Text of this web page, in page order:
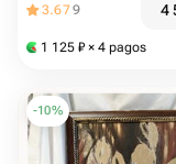
3.679 4
1 125 ₽ × 4 pagos
-10%